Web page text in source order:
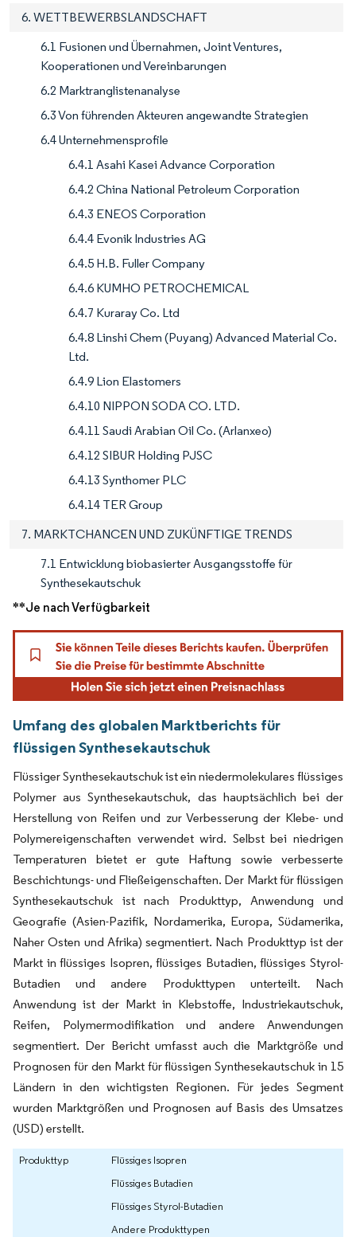
6. WETTBEWERBSLANDSCHAFT
6.1 Fusionen und Übernahmen, Joint Ventures,
Kooperationen und Vereinbarungen
6.2 Marktranglistenanalyse
6.3 Von führenden Akteuren angewandte Strategien
6.4 Unternehmensprofile
6.4.1 Asahi Kasei Advance Corporation
6.4.2 China National Petroleum Corporation
6.4.3 ENEOS Corporation
6.4.4 Evonik Industries AG
6.4.5 H.B. Fuller Company
6.4.6 KUMHO PETROCHEMICAL
6.4.7 Kuraray Co. Ltd
6.4.8 Linshi Chem (Puyang) Advanced Material Co.
Ltd.
6.4.9 Lion Elastomers
6.4.10 NIPPON SODA CO. LTD.
6.4.11 Saudi Arabian Oil Co. (Arlanxeo)
6.4.12 SIBUR Holding PJSC
6.4.13 Synthomer PLC
6.4.14 TER Group
7. MARKTCHANCEN UND ZUKÜNFTIGE TRENDS
7.1 Entwicklung biobasierter Ausgangsstoffe für
Synthesekautschuk
**Je nach Verfügbarkeit
Umfang des globalen Marktberichts für
flüssigen Synthesekautschuk
Flüssiger Synthesekautschuk ist ein niedermolekulares flüssiges
Polymer aus Synthesekautschuk, das hauptsächlich bei der
Herstellung von Reifen und zur Verbesserung der Klebe- und
Polymereigenschaften verwendet wird. Selbst bei niedrigen
Temperaturen bietet er gute Haftung sowie verbesserte
Beschichtungs- und Fließeigenschaften. Der Markt für flüssigen
Synthesekautschuk ist nach Produkttyp, Anwendung und
Geografie (Asien-Pazifik, Nordamerika, Europa, Südamerika,
Naher Osten und Afrika) segmentiert. Nach Produkttyp ist der
Markt in flüssiges Isopren, flüssiges Butadien, flüssiges Styrol-
Butadien und andere Produkttypen unterteilt. Nach
Anwendung ist der Markt in Klebstoffe, Industriekautschuk,
Reifen, Polymermodifikation und andere Anwendungen
segmentiert. Der Bericht umfasst auch die Marktgröße und
Prognosen für den Markt für flüssigen Synthesekautschuk in 15
Ländern in den wichtigsten Regionen. Für jedes Segment
wurden Marktgrößen und Prognosen auf Basis des Umsatzes
(USD) erstellt.
Produkttyp
Flüssiges Isopren
Flüssiges Butadien
Flüssiges Styrol-Butadien
Andere Produkttypen